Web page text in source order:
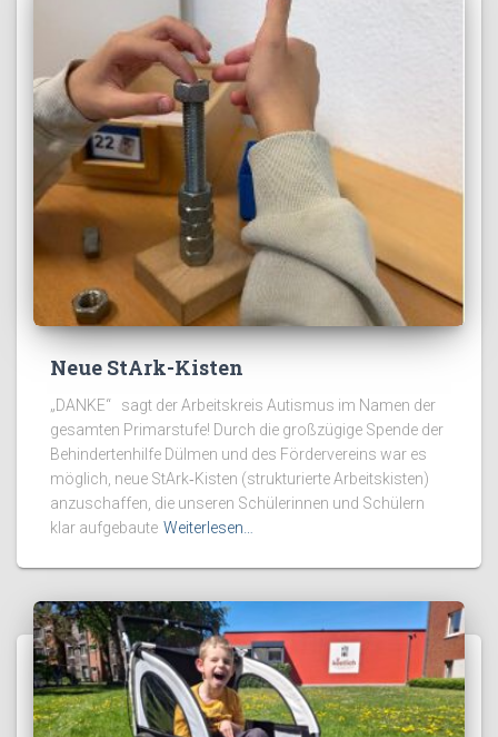
Neue StArk-Kisten
„DANKE“ sagt der Arbeitskreis Autismus im Namen der
gesamten Primarstufe! Durch die großzügige Spende der
Behindertenhilfe Dülmen und des Fördervereins war es
möglich, neue StArk‑Kisten (strukturierte Arbeitskisten)
anzuschaffen, die unseren Schülerinnen und Schülern
klar aufgebaute Weiterlesen…